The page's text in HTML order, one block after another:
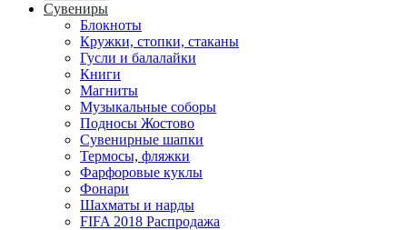
Сувениры
Блокноты
Кружки, стопки, стаканы
Гусли и балалайки
Книги
Магниты
Музыкальные соборы
Подносы Жостово
Сувенирные шапки
Термосы, фляжки
Фарфоровые куклы
Фонари
Шахматы и нарды
FIFA 2018 Распродажа